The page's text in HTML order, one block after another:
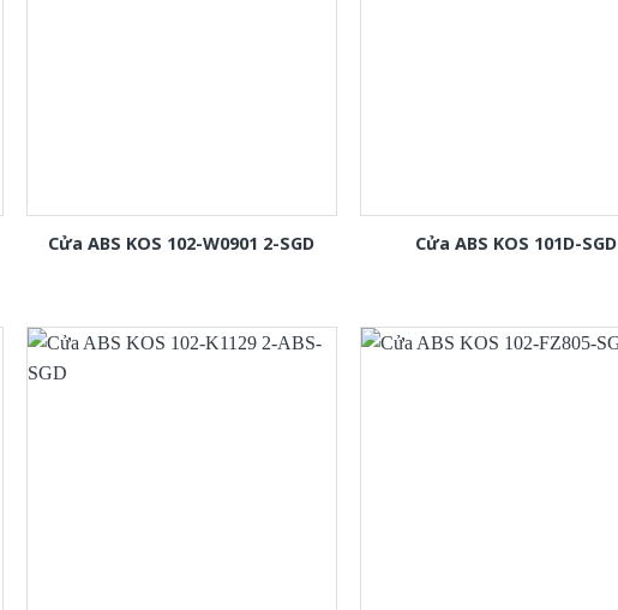
Cửa ABS KOS 102-W0901 2-SGD Cửa ABS KOS 101D-SGD